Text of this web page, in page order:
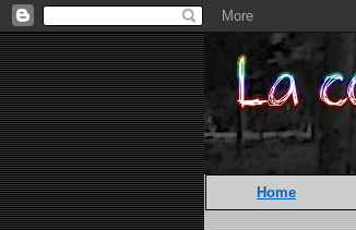
Home